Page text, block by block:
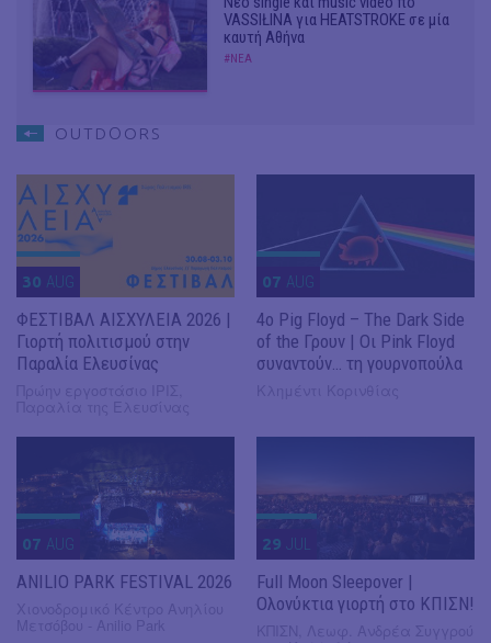
VASSIŁINA για HEATSTROKE σε μία
καυτή Αθήνα
#ΝΕΑ
OUTDΟORS
30 AUG
ΦΕΣΤΙΒΑΛ ΑΙΣΧΥΛΕΙΑ 2026 |
Γιορτή πολιτισμού στην
Παραλία Ελευσίνας
07 AUG
4ο Pig Floyd – The Dark Side
of the Γρουν | Οι Pink Floyd
συναντούν… τη γουρνοπούλα
07 AUG
ANILIO PARK FESTIVAL 2026
29 JUL
Full Moon Sleepover |
Ολονύκτια γιορτή στο ΚΠΙΣΝ!